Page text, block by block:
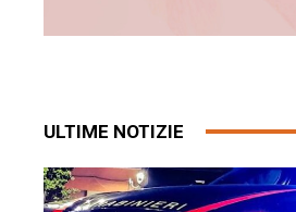
ULTIME NOTIZIE